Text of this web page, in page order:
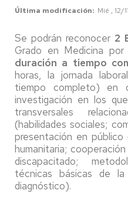
Última modificación Mié , 12/
Se podrán reconocer 2
Grado en Medicina por
duración a tiempo
horas, la jornada
tiempo completo) en
investigación en los
transversales
(habilidades sociales;
presentación en público
humanitaria;
discapacitado;
técnicas básicas de la
diagnóstico).